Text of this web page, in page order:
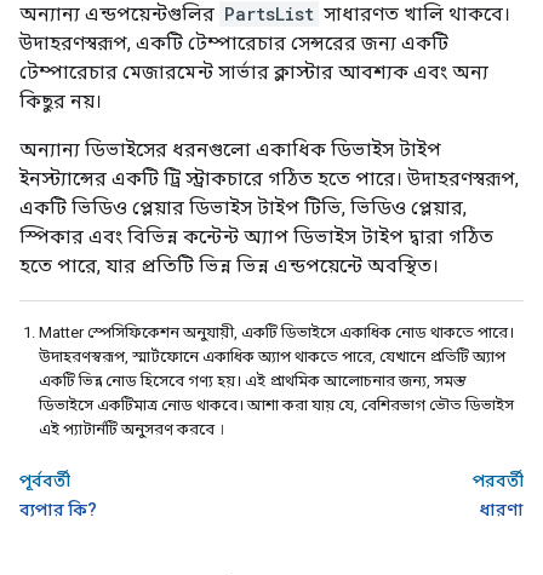
অন্যান্য এন্ডপয়েন্টগুলির PartsList সাধারণত খালি থাকবে।
উদাহরণস্বরূপ, একটি টেম্পারেচার সেন্সরের জন্য একটি
টেম্পারেচার মেজারমেন্ট সার্ভার ক্লাস্টার আবশ্যক এবং অন্য
কিছুর নয়।
অন্যান্য ডিভাইসের ধরনগুলো একাধিক ডিভাইস টাইপ
ইনস্ট্যান্সের একটি ট্রি স্ট্রাকচারে গঠিত হতে পারে। উদাহরণস্বরূপ,
একটি ভিডিও প্লেয়ার ডিভাইস টাইপ টিভি, ভিডিও প্লেয়ার,
স্পিকার এবং বিভিন্ন কন্টেন্ট অ্যাপ ডিভাইস টাইপ দ্বারা গঠিত
হতে পারে, যার প্রতিটি ভিন্ন ভিন্ন এন্ডপয়েন্টে অবস্থিত।
Matterস্পেসিফিকেশন অনুযায়ী, একটি ডিভাইসে একাধিক নোড থাকতে পারে।
উদাহরণস্বরূপ, স্মার্টফোনে একাধিক অ্যাপ থাকতে পারে, যেখানে প্রতিটি অ্যাপ
একটি ভিন্ন নোড হিসেবে গণ্য হয়। এই প্রাথমিক আলোচনার জন্য, সমস্ত
ডিভাইসে একটিমাত্র নোড থাকবে। আশা করা যায় যে, বেশিরভাগ ভৌত ডিভাইস
এই প্যাটার্নটি অনুসরণ করবে ।
পূর্ববর্তী
ব্যপার কি?
পরবর্তী
ধারণা